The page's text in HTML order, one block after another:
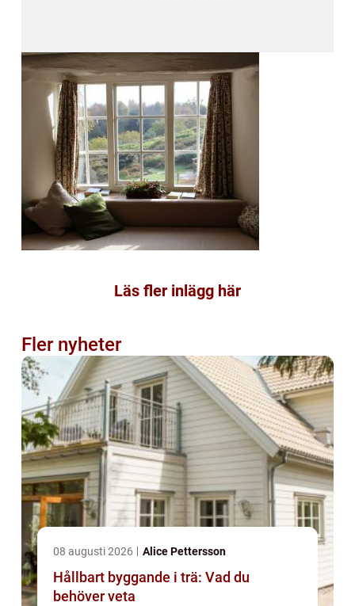
Läs fler inlägg här
Fler nyheter
08 augusti 2026 Alice Pettersson
Hållbart byggande i trä: Vad du
behöver veta